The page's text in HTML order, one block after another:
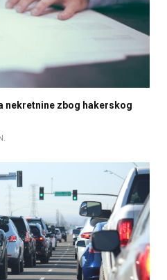
nekretnine zbog hakerskog